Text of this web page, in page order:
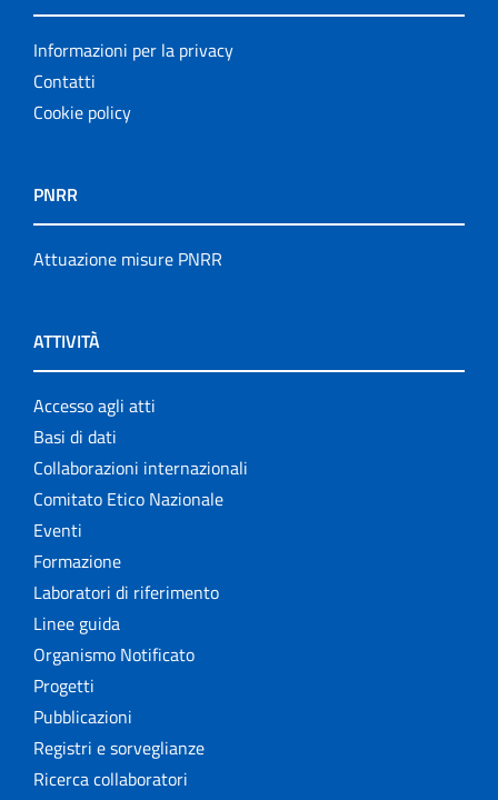
Informazioni per la privacy
Contatti
Cookie policy
PNRR
Attuazione misure PNRR
ATTIVITÀ
Accesso agli atti
Basi di dati
Collaborazioni internazionali
Comitato Etico Nazionale
Eventi
Formazione
Laboratori di riferimento
Linee guida
Organismo Notificato
Progetti
Pubblicazioni
Registri e sorveglianze
Ricerca collaboratori